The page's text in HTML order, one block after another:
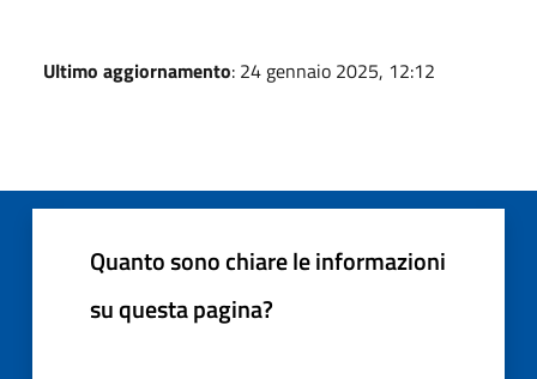
Ultimo aggiornamento: 24 gennaio 2025, 12:12
Quanto sono chiare le informazioni
su questa pagina?